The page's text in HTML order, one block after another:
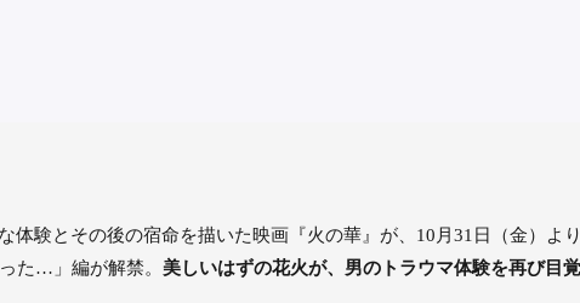
験とその後の宿命を描いた映画『火の華』が、10月31日（金）よ
た…」編が解禁。 美しいはずの花火が、男のトラウマ体験を再び目